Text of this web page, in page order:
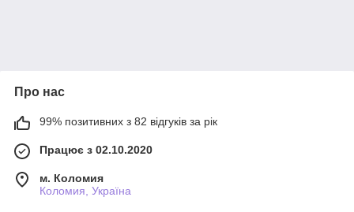
Про нас
99% позитивних з 82 відгуків за рік
Працює з 02.10.2020
м. Коломия
Коломия, Україна